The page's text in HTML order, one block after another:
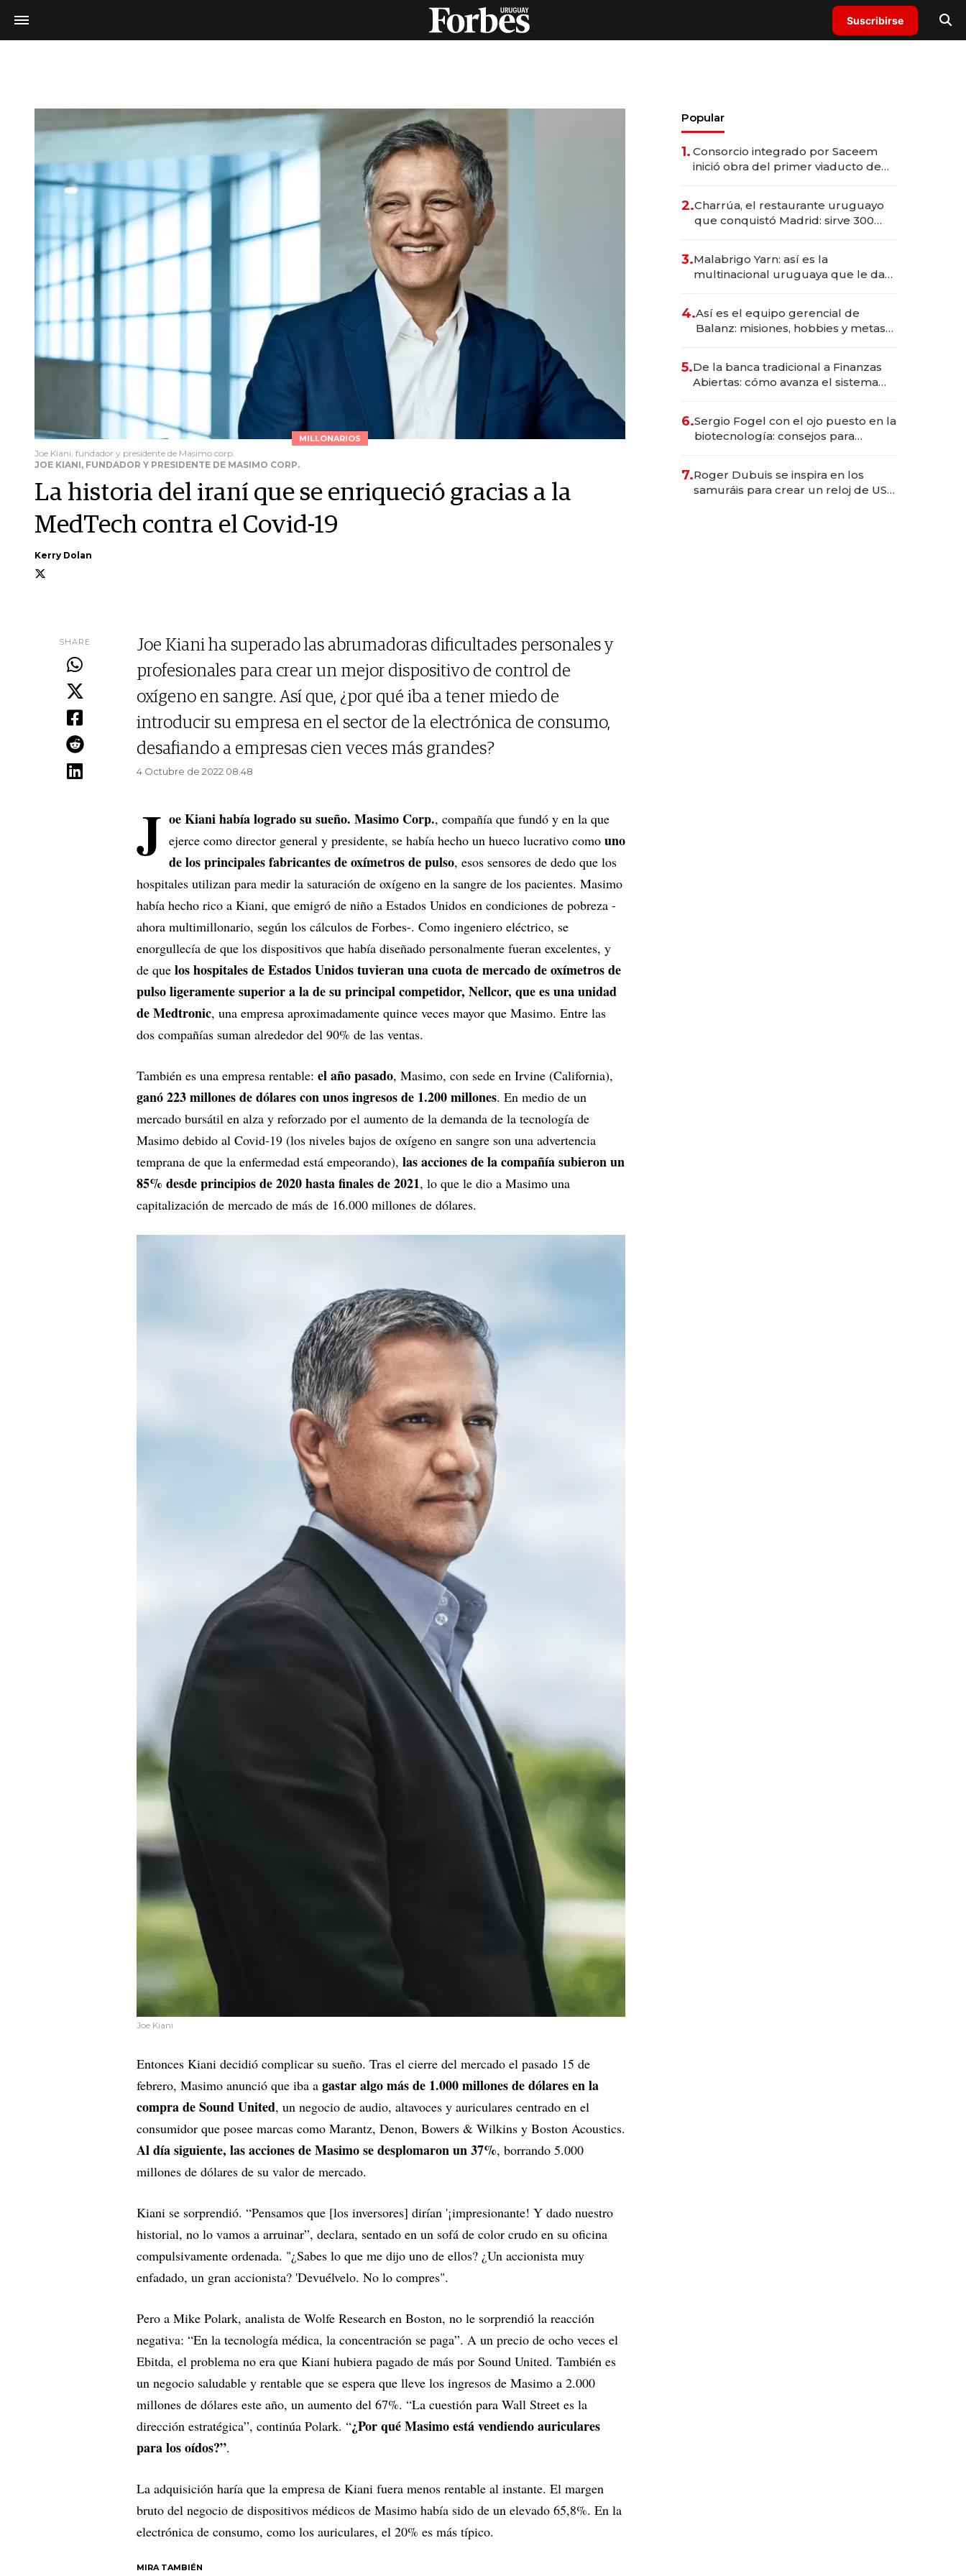
Suscribirse
MILLONARIOS
Joe Kiani, fundador y presidente de Masimo corp.
JOE KIANI, FUNDADOR Y PRESIDENTE DE MASIMO CORP.
La historia del iraní que se enriqueció gracias a la
MedTech contra el Covid-19
Kerry Dolan
SHARE
Joe Kiani ha superado las abrumadoras dificultades personales y
profesionales para crear un mejor dispositivo de control de
oxígeno en sangre. Así que, ¿por qué iba a tener miedo de
introducir su empresa en el sector de la electrónica de consumo,
desafiando a empresas cien veces más grandes?
4 Octubre de 2022 08.48
J oe Kiani había logrado su sueño. Masimo Corp., compañía que fundó y en la que
ejerce como director general y presidente, se había hecho un hueco lucrativo como uno
de los principales fabricantes de oxímetros de pulso, esos sensores de dedo que los
hospitales utilizan para medir la saturación de oxígeno en la sangre de los pacientes. Masimo
había hecho rico a Kiani, que emigró de niño a Estados Unidos en condiciones de pobreza -
ahora multimillonario, según los cálculos de Forbes-. Como ingeniero eléctrico, se
enorgullecía de que los dispositivos que había diseñado personalmente fueran excelentes, y
de que los hospitales de Estados Unidos tuvieran una cuota de mercado de oxímetros de
pulso ligeramente superior a la de su principal competidor, Nellcor, que es una unidad
de Medtronic, una empresa aproximadamente quince veces mayor que Masimo. Entre las
dos compañías suman alrededor del 90% de las ventas.
También es una empresa rentable: el año pasado, Masimo, con sede en Irvine (California),
ganó 223 millones de dólares con unos ingresos de 1.200 millones. En medio de un
mercado bursátil en alza y reforzado por el aumento de la demanda de la tecnología de
Masimo debido al Covid-19 (los niveles bajos de oxígeno en sangre son una advertencia
temprana de que la enfermedad está empeorando), las acciones de la compañía subieron un
85% desde principios de 2020 hasta finales de 2021, lo que le dio a Masimo una
capitalización de mercado de más de 16.000 millones de dólares.
Joe Kiani
Entonces Kiani decidió complicar su sueño. Tras el cierre del mercado el pasado 15 de
febrero, Masimo anunció que iba a gastar algo más de 1.000 millones de dólares en la
compra de Sound United, un negocio de audio, altavoces y auriculares centrado en el
consumidor que posee marcas como Marantz, Denon, Bowers & Wilkins y Boston Acoustics.
Al día siguiente, las acciones de Masimo se desplomaron un 37%, borrando 5.000
millones de dólares de su valor de mercado.
Kiani se sorprendió. “Pensamos que [los inversores] dirían '¡impresionante! Y dado nuestro
historial, no lo vamos a arruinar”, declara, sentado en un sofá de color crudo en su oficina
compulsivamente ordenada. "¿Sabes lo que me dijo uno de ellos? ¿Un accionista muy
enfadado, un gran accionista? 'Devuélvelo. No lo compres".
Pero a Mike Polark, analista de Wolfe Research en Boston, no le sorprendió la reacción
negativa: “En la tecnología médica, la concentración se paga”. A un precio de ocho veces el
Ebitda, el problema no era que Kiani hubiera pagado de más por Sound United. También es
un negocio saludable y rentable que se espera que lleve los ingresos de Masimo a 2.000
millones de dólares este año, un aumento del 67%. “La cuestión para Wall Street es la
dirección estratégica”, continúa Polark. “¿Por qué Masimo está vendiendo auriculares
para los oídos?”.
La adquisición haría que la empresa de Kiani fuera menos rentable al instante. El margen
bruto del negocio de dispositivos médicos de Masimo había sido de un elevado 65,8%. En la
electrónica de consumo, como los auriculares, el 20% es más típico.
MIRA TAMBIÉN
Popular
1. Consorcio integrado por Saceem
inició obra del primer viaducto de
millones
2.Charrúa, el restaurante uruguayo
que conquistó Madrid: sirve 300
prepara apertura
3.Malabrigo Yarn: así es la
multinacional uruguaya que le da
4.Así es el equipo gerencial de
Balanz: misiones, hobbies y metas
5.De la banca tradicional a Finanzas
Abiertas: cómo avanza el sistema
6.Sergio Fogel con el ojo puesto en la
biotecnología: consejos para
7.Roger Dubuis se inspira en los
samuráis para crear un reloj de US$